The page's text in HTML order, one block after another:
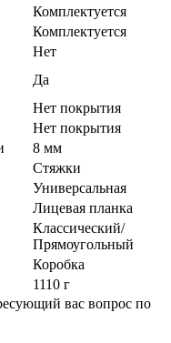
Комплектуется
Комплектуется
Нет
Да
Нет покрытия
Нет покрытия
8 мм
Стяжки
Универсальная
Лицевая планка
Классический/
Прямоугольный
Коробка
1110 г
вас вопрос по